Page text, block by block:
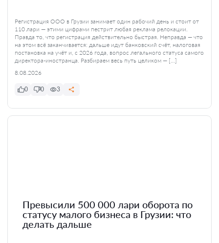
Регистрация ООО в Грузии занимает один рабочий день и стоит от
110 лари — этими цифрами пестрит любая реклама релокации.
Правда то, что регистрация действительно быстрая. Неправда — что
на этом всё заканчивается: дальше идут банковский счёт, налоговая
постановка на учёт и, с 2026 года, вопрос легального статуса самого
директора-иностранца. Разбираем весь путь целиком — […]
8.08.2026
0 0 3
Превысили 500 000 лари оборота по
статусу малого бизнеса в Грузии: что
делать дальше